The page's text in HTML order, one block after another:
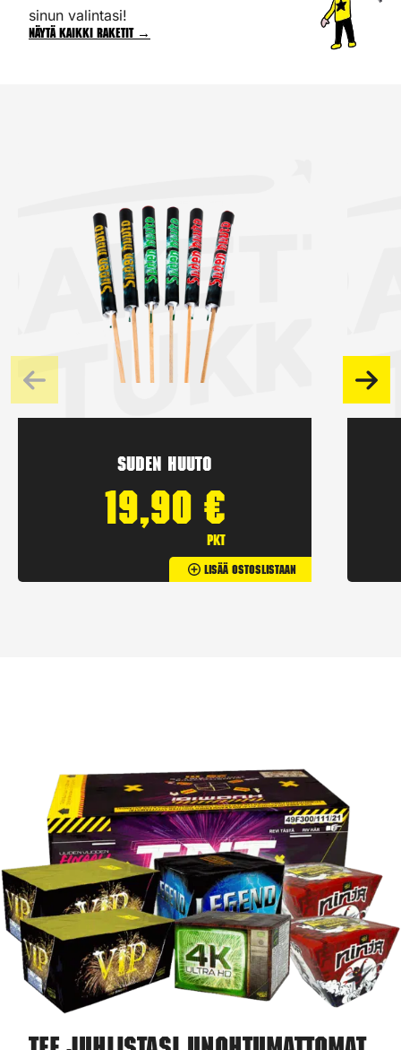
sinun valintasi!
Näytä kaikki raketit →
Suden huuto
19,90 €
pkt
Lisää Ostoslistaan